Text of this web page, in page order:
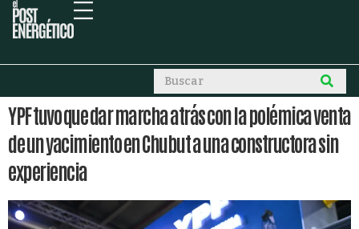
YPF tuvo que dar marcha atrás con la polémica venta
de un yacimiento en Chubut a una constructora sin
experiencia